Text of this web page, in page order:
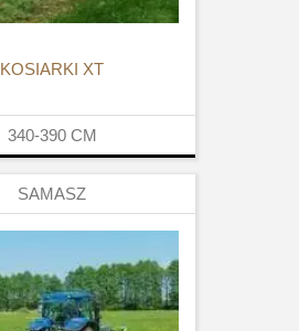
KOSIARKI XT
340-390 CM
SAMASZ